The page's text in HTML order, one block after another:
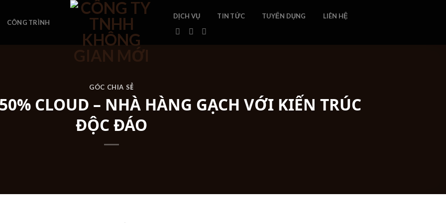
CÔNG TRÌNH
DỊCH VỤ TIN TỨC TUYỂN DỤNG LIÊN HỆ
GÓC CHIA SẺ
CLOUD – NHÀ HÀNG GẠCH VỚI KIẾN TRÚC
ĐỘC ĐÁO